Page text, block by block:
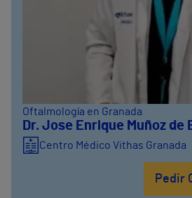
Oftalmología en Granada
Dr. Jose Enrique Muñoz de
Centro Médico Vithas Granada
Pedir